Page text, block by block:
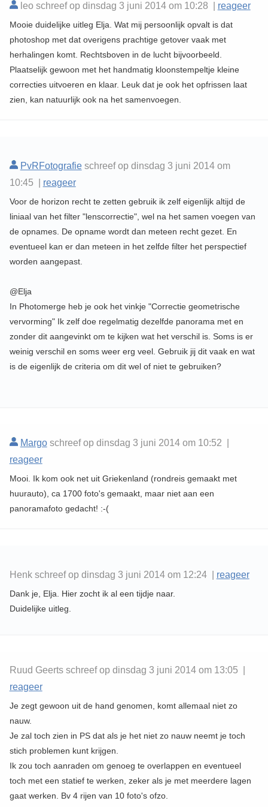
leo schreef op dinsdag 3 juni 2014 om 10:28 | reageer
Mooie duidelijke uitleg Elja. Wat mij persoonlijk opvalt is dat
photoshop met dat overigens prachtige getover vaak met
herhalingen komt. Rechtsboven in de lucht bijvoorbeeld.
Plaatselijk gewoon met het handmatig kloonstempeltje kleine
correcties uitvoeren en klaar. Leuk dat je ook het opfrissen laat
zien, kan natuurlijk ook na het samenvoegen.
PvRFotografieschreef op dinsdag 3 juni 2014 om
10:45 | reageer
Voor de horizon recht te zetten gebruik ik zelf eigenlijk altijd de
liniaal van het filter "lenscorrectie", wel na het samen voegen van
de opnames. De opname wordt dan meteen recht gezet. En
eventueel kan er dan meteen in het zelfde filter het perspectief
worden aangepast.
@Elja
In Photomerge heb je ook het vinkje "Correctie geometrische
vervorming" Ik zelf doe regelmatig dezelfde panorama met en
zonder dit aangevinkt om te kijken wat het verschil is. Soms is er
weinig verschil en soms weer erg veel. Gebruik jij dit vaak en wat
is de eigenlijk de criteria om dit wel of niet te gebruiken?
Margoschreef op dinsdag 3 juni 2014 om 10:52 |
reageer
Mooi. Ik kom ook net uit Griekenland (rondreis gemaakt met
huurauto), ca 1700 foto's gemaakt, maar niet aan een
panoramafoto gedacht! :-(
Henk schreef op dinsdag 3 juni 2014 om 12:24 | reageer
Dank je, Elja. Hier zocht ik al een tijdje naar.
Duidelijke uitleg.
Ruud Geerts schreef op dinsdag 3 juni 2014 om 13:05 |
reageer
Je zegt gewoon uit de hand genomen, komt allemaal niet zo
nauw.
Je zal toch zien in PS dat als je het niet zo nauw neemt je toch
stich problemen kunt krijgen.
Ik zou toch aanraden om genoeg te overlappen en eventueel
toch met een statief te werken, zeker als je met meerdere lagen
gaat werken. Bv 4 rijen van 10 foto's ofzo.